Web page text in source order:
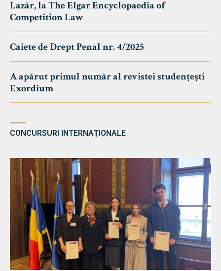
Lazăr, la The Elgar Encyclopaedia of
Competition Law
Caiete de Drept Penal nr. 4/2025
A apărut primul număr al revistei studențești
Exordium
CONCURSURI INTERNAȚIONALE